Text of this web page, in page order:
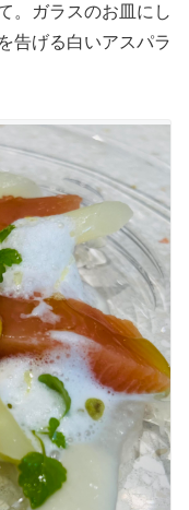
。ガラスのお皿にし
告げる白いアスパラ